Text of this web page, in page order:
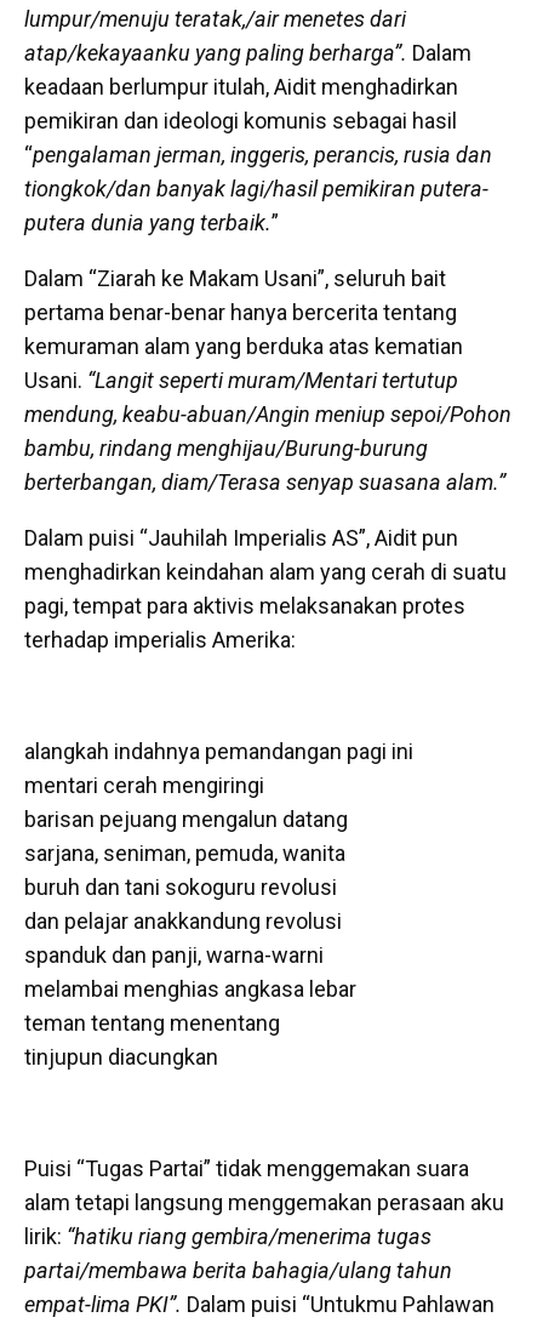
lumpur/menuju teratak,/air menetes dari
atap/kekayaanku yang paling berharga”. Dalam
keadaan berlumpur itulah, Aidit menghadirkan
pemikiran dan ideologi komunis sebagai hasil
“pengalaman jerman, inggeris, perancis, rusia dan
tiongkok/dan banyak lagi/hasil pemikiran putera-
putera dunia yang terbaik.”
Dalam “Ziarah ke Makam Usani”, seluruh bait
pertama benar-benar hanya bercerita tentang
kemuraman alam yang berduka atas kematian
Usani. “Langit seperti muram/Mentari tertutup
mendung, keabu-abuan/Angin meniup sepoi/Pohon
bambu, rindang menghijau/Burung-burung
berterbangan, diam/Terasa senyap suasana alam.”
Dalam puisi “Jauhilah Imperialis AS”, Aidit pun
menghadirkan keindahan alam yang cerah di suatu
pagi, tempat para aktivis melaksanakan protes
terhadap imperialis Amerika:
alangkah indahnya pemandangan pagi ini
mentari cerah mengiringi
barisan pejuang mengalun datang
sarjana, seniman, pemuda, wanita
buruh dan tani sokoguru revolusi
dan pelajar anakkandung revolusi
spanduk dan panji, warna-warni
melambai menghias angkasa lebar
teman tentang menentang
tinjupun diacungkan
Puisi “Tugas Partai” tidak menggemakan suara
alam tetapi langsung menggemakan perasaan aku
lirik: “hatiku riang gembira/menerima tugas
partai/membawa berita bahagia/ulang tahun
empat-lima PKI”. Dalam puisi “Untukmu Pahlawan